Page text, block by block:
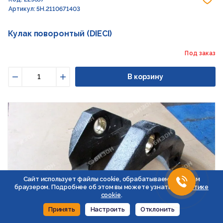
Артикул: 5H.2110671403
Кулак поворонтый (DIECI)
Под заказ
Увеличить
В корзину
Сайт использует файлы cookie, обрабатываемые вашим
браузером. Подробнее об этом вы можете узнать в Политике
cookie.
Принять
Настроить Отклонить